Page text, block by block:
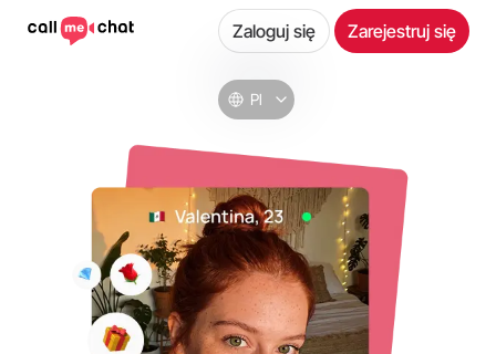
Pl
Zaloguj się Zarejestruj się